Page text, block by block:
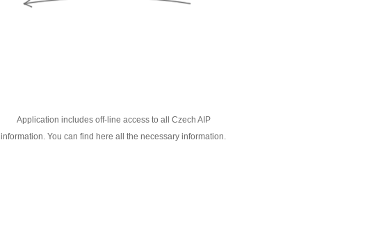
Application includes off-line access to all Czech AIP
information. You can find here all the necessary information.